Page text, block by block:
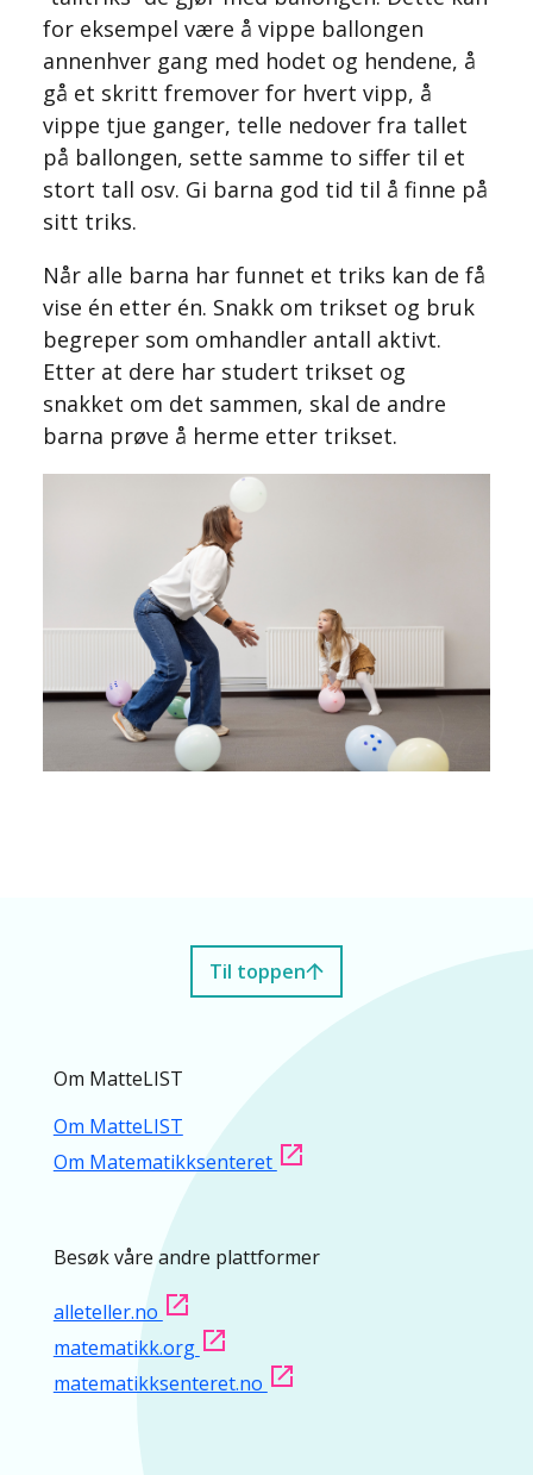
for eksempel være å vippe ballongen
annenhver gang med hodet og hendene, å
gå et skritt fremover for hvert vipp, å
vippe tjue ganger, telle nedover fra tallet
på ballongen, sette samme to siffer til et
stort tall osv. Gi barna god tid til å finne på
sitt triks.
Når alle barna har funnet et triks kan de få
vise én etter én. Snakk om trikset og bruk
begreper som omhandler antall aktivt.
Etter at dere har studert trikset og
snakket om det sammen, skal de andre
barna prøve å herme etter trikset.
Til toppen
Om MatteLIST
Om MatteLIST
Om Matematikksenteret
Besøk våre andre plattformer
alleteller.no
matematikk.org
matematikksenteret.no